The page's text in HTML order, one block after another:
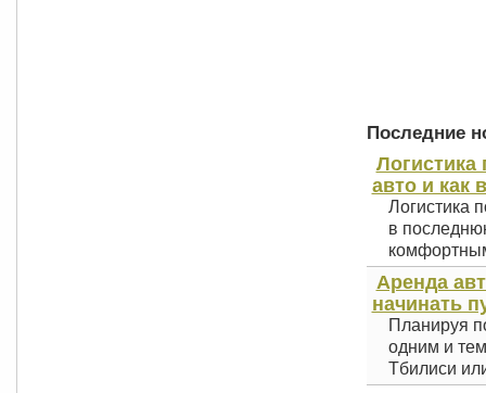
Последние
Логистика
авто и как
Логистика
в
Аренда
начинать
Планируя
одним и
Тбилиси